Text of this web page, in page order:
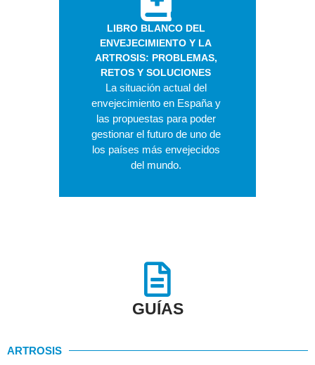
LIBRO BLANCO DEL
ENVEJECIMIENTO Y LA
ARTROSIS: PROBLEMAS,
RETOS Y SOLUCIONES
La situación actual del
envejecimiento en España y
las propuestas para poder
gestionar el futuro de uno de
los países más envejecidos
del mundo.
GUÍAS
ARTROSIS